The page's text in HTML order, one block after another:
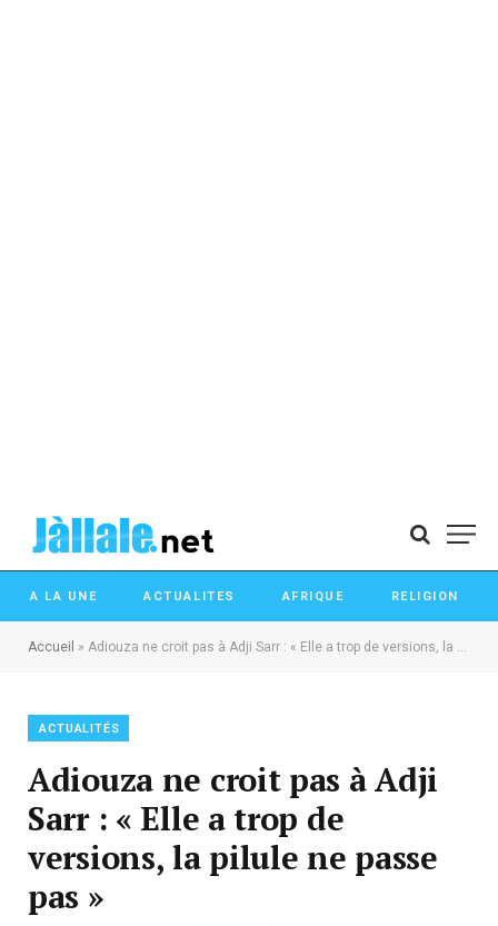
A LA UNE ACTUALITES AFRIQUE RELIGION
Accueil » Adiouza ne croit pas à Adji Sarr : « Elle a trop de versions, la pilule ne passe pas »
ACTUALITÉS
Adiouza ne croit pas à Adji
Sarr : « Elle a trop de
versions, la pilule ne passe
pas »